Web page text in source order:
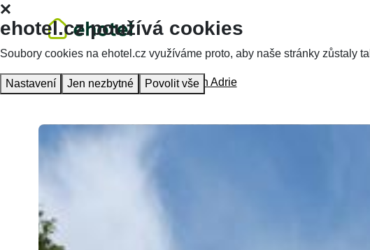
Hlavní stránka Ubytování Pension Adrie
ehotel.cz používá cookies
Soubory cookies na ehotel.cz využíváme proto, aby naše stránky zůstaly
Nastavení Jen nezbytné Povolit vše